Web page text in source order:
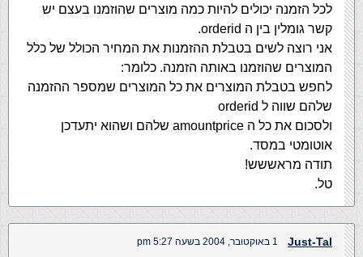
לכל הזמנה יכולים להיות כמה מוצרים שהוזמנו בעצם יש
קשר גומלין בין ה orderid.
אני רוצה לשים בטבלת ההזמנות את המחיר הכולל של כלל
המוצרים שהוזמנו באותה הזמנה. כלומר:
לחפש בטבלת המוצרים את כל המוצרים שמספר ההזמנה
שלהם שווה ל orderid
ולסכום את כל ה amountprice שלהם ושהוא יתעדכן
אוטומטי במסד.
תודה מראששש!
טל.
Just-Tal 1 באוקטובר, 2004 בשעה 5:27 pm